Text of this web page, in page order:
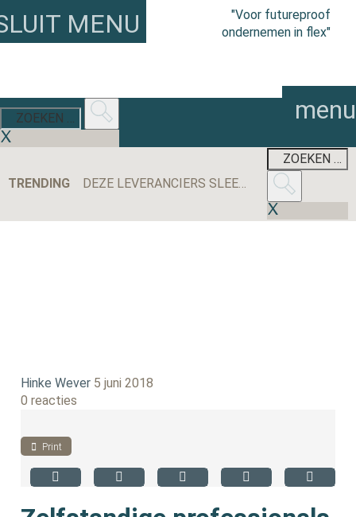
"Voor futureproof
ondernemen in flex"
MENU
menu
TRENDING DEZE LEVERANCIERS SLEEPTEN DE MEESTE AANBESTEDINGEN BINNEN IN 2025
Hinke Wever 5 juni 2018
0 reacties
Print